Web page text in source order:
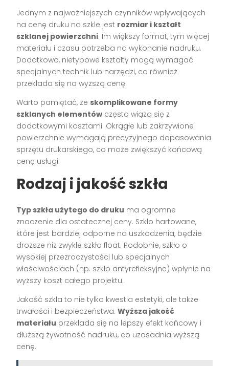
Jednym z najważniejszych czynników wpływających
na cenę druku na szkle jest rozmiar i kształt
szklanej powierzchni. Im większy format, tym więcej
materiału i czasu potrzeba na wykonanie nadruku.
Dodatkowo, nietypowe kształty mogą wymagać
specjalnych technik lub narzędzi, co również
przekłada się na wyższą cenę.
Warto pamiętać, że skomplikowane formy
szklanych elementów często wiążą się z
dodatkowymi kosztami. Okrągłe lub zakrzywione
powierzchnie wymagają precyzyjnego dopasowania
sprzętu drukarskiego, co może zwiększyć końcową
cenę usługi.
Rodzaj i jakość szkła
Typ szkła użytego do druku ma ogromne
znaczenie dla ostatecznej ceny. Szkło hartowane,
które jest bardziej odporne na uszkodzenia, będzie
droższe niż zwykłe szkło float. Podobnie, szkło o
wysokiej przezroczystości lub specjalnych
właściwościach (np. szkło antyrefleksyjne) wpłynie na
wyższy koszt całego projektu.
Jakość szkła to nie tylko kwestia estetyki, ale także
trwałości i bezpieczeństwa.Wyższa jakość
materiału przekłada się na lepszy efekt końcowy i
dłuższą żywotność nadruku, co uzasadnia wyższą
cenę.